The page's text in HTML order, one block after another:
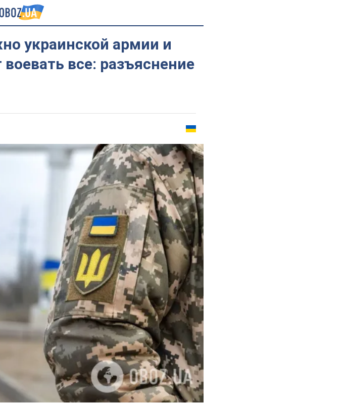
украинской армии и
все: разъяснение